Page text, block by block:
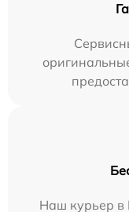
Наш курьер в